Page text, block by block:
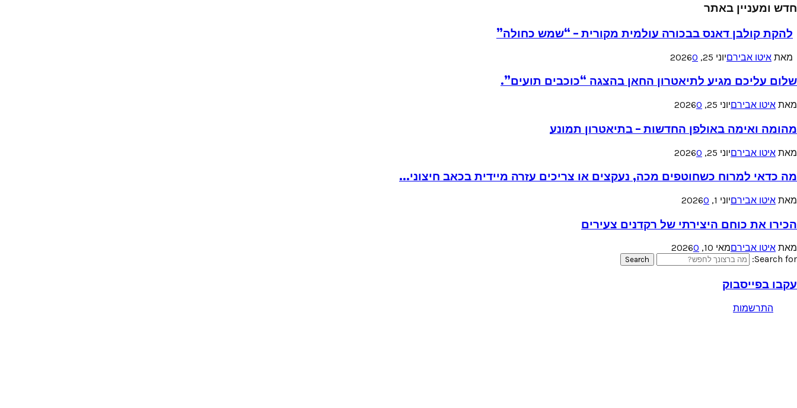
חדש ומעניין באתר
להקת קולבן דאנס בבכורה עולמית מקורית – “שמש כחולה”
מאת איטו אבירםיוני 25, 2026 0
שלום עליכם מגיע לתיאטרון החאן בהצגה “כוכבים תועים”.
מאת איטו אבירםיוני 25, 2026 0
מהומה ואימה באולפן החדשות – בתיאטרון תמונע
מאת איטו אבירםיוני 25, 2026 0
מה כדאי למרוח כשחוטפים מכה, נעקצים או צריכים עזרה מיידית בכאב חיצוני...
מאת איטו אבירםיוני 1, 2026 0
הכירו את כוחם היצירתי של רקדנים צעירים
מאת איטו אבירםמאי 10, 2026
0
Search for:
Search
עקבו בפייסבוק
התרשמות